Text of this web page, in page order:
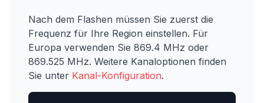
Nach dem Flashen müssen Sie zuerst die
Frequenz für Ihre Region einstellen. Für
Europa verwenden Sie 869.4 MHz oder
869.525 MHz. Weitere Kanaloptionen finden
Sie unter Kanal-Konfiguration.